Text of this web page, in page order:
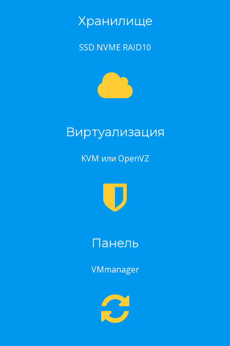
Хранилище
SSD NVME RAID10
Виртуализация
KVM или OpenVZ
Панель
VMmanager